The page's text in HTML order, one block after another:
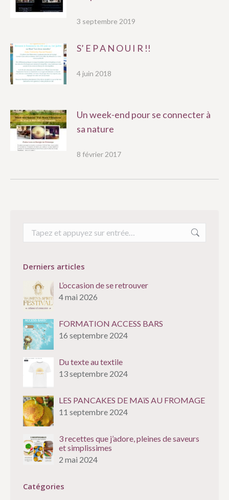
3 septembre 2019
S’ E P A N O U I R !!
4 juin 2018
Un week-end pour se connecter à
sa nature
8 février 2017
Derniers articles
L’occasion de se retrouver
4 mai 2026
FORMATION ACCESS BARS
16 septembre 2024
Du texte au textile
13 septembre 2024
LES PANCAKES DE MAïS AU FROMAGE
11 septembre 2024
3 recettes que j’adore, pleines de saveurs
et simplissimes
2 mai 2024
Catégories